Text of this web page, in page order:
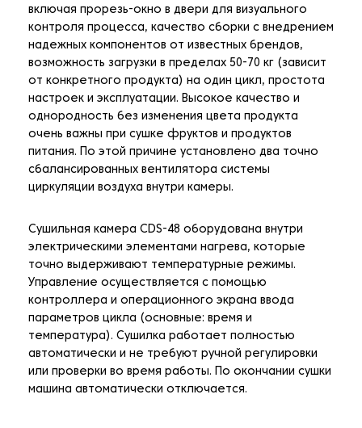
включая прорезь-окно в двери для визуального
контроля процесса, качество сборки с внедрением
надежных компонентов от известных брендов,
возможность загрузки в пределах 50-70 кг (зависит
от конкретного продукта) на один цикл, простота
настроек и эксплуатации. Высокое качество и
однородность без изменения цвета продукта
очень важны при сушке фруктов и продуктов
питания. По этой причине установлено два точно
сбалансированных вентилятора системы
циркуляции воздуха внутри камеры.
Сушильная камера CDS-48 оборудована внутри
электрическими элементами нагрева, которые
точно выдерживают температурные режимы.
Управление осуществляется с помощью
контроллера и операционного экрана ввода
параметров цикла (основные: время и
температура). Сушилка работает полностью
автоматически и не требуют ручной регулировки
или проверки во время работы. По окончании сушки
машина автоматически отключается.